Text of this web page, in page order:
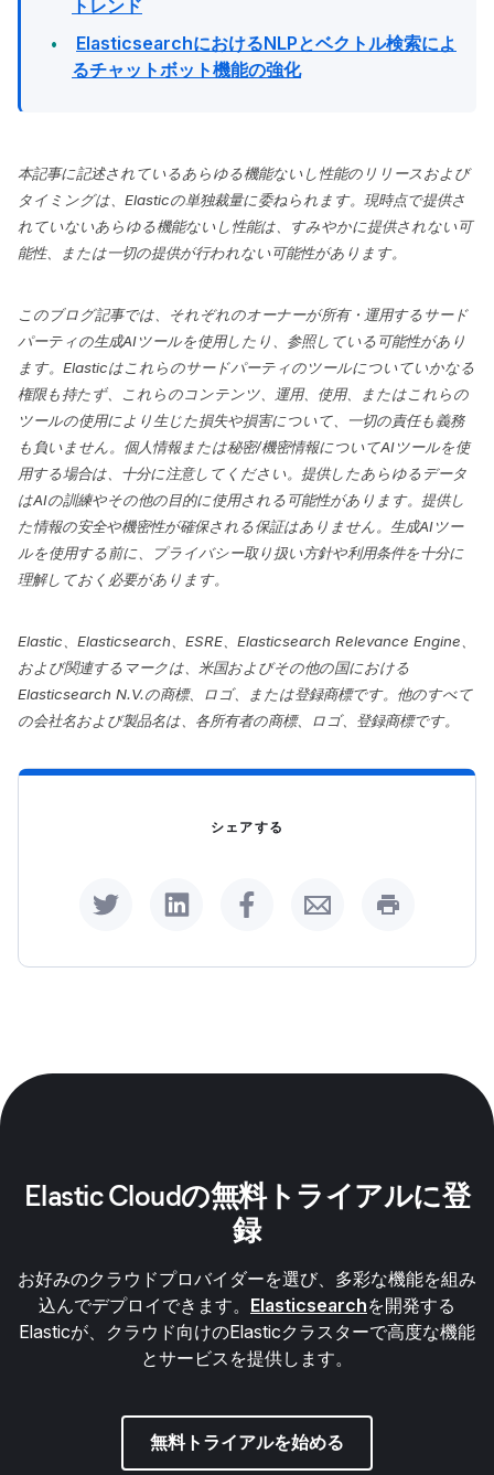
トレンド
ElasticsearchにおけるNLPとベクトル検索によ
るチャットボット機能の強化
本記事に記述されているあらゆる機能ないし性能のリリースおよび
タイミングは、Elasticの単独裁量に委ねられます。現時点で提供さ
れていないあらゆる機能ないし性能は、すみやかに提供されない可
能性、または一切の提供が行われない可能性があります。
このブログ記事では、それぞれのオーナーが所有・運用するサード
パーティの生成AIツールを使用したり、参照している可能性があり
ます。Elasticはこれらのサードパーティのツールについていかなる
権限も持たず、これらのコンテンツ、運用、使用、またはこれらの
ツールの使用により生じた損失や損害について、一切の責任も義務
も負いません。個人情報または秘密/機密情報についてAIツールを使
用する場合は、十分に注意してください。提供したあらゆるデータ
はAIの訓練やその他の目的に使用される可能性があります。提供し
た情報の安全や機密性が確保される保証はありません。生成AIツー
ルを使用する前に、プライバシー取り扱い方針や利用条件を十分に
理解しておく必要があります。
Elastic、Elasticsearch、ESRE、Elasticsearch Relevance Engine、
および関連するマークは、米国およびその他の国における
Elasticsearch N.V.の商標、ロゴ、または登録商標です。他のすべて
の会社名および製品名は、各所有者の商標、ロゴ、登録商標です。
シェアする
Share on TwitterShare on LinkedIn
Share on Facebook
Share by Email
Print this
Elastic Cloudの無料トライアルに登
録
お好みのクラウドプロバイダーを選び、多彩な機能を組み
込んでデプロイできます。 Elasticsearchを開発する
Elasticが、クラウド向けのElasticクラスターで高度な機能
とサービスを提供します。
無料トライアルを始める